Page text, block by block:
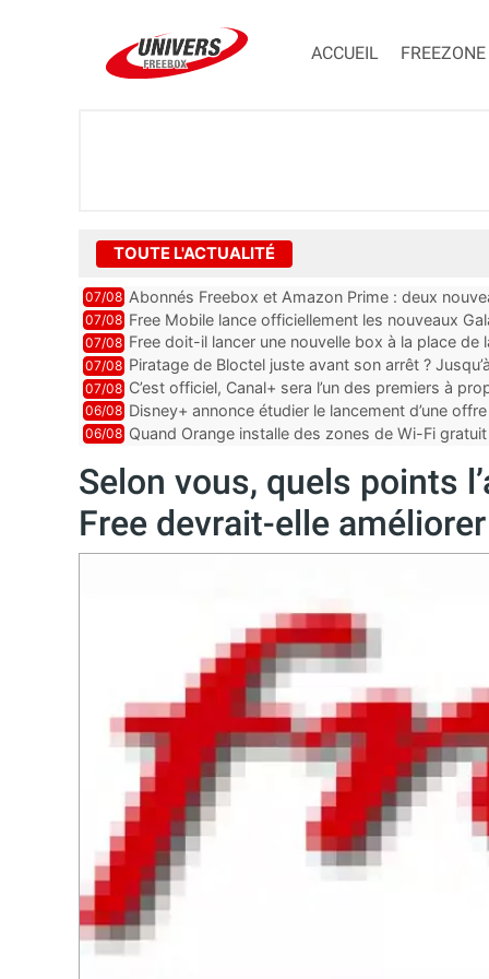
ACCUEIL FREEZONE
TOUTE L'ACTUALITÉ
07/08 Abonnés Freebox et Amazon Prime : deux
07/08 Free Mobile lance officiellement les nouveaux
des promos et des cadeaux
07/08 Free doit-il lancer une nouvelle box à la place de
07/08 Piratage de Bloctel juste avant son arrêt ?
auraient fuité
07/08 C’est officiel, Canal+ sera l’un des premiers à
Vision 2
06/08 Disney+ annonce étudier le lancement d’une
06/08 Quand Orange installe des zones de Wi-Fi
Selon vous, quels points
Free devrait-elle